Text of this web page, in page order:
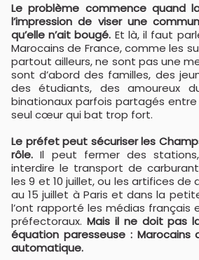
Le problème commence quand
l’impression de viser une
qu’elle n’ait bougé. Et là, il faut
Marocains de France, comme les
partout ailleurs, ne sont pas une
sont d’abord des familles, des
des étudiants, des amoureux
binationaux parfois partagés
seul cœur qui bat trop fort.
Le préfet peut sécuriser les
rôle. Il peut fermer des
interdire le transport de
les 9 et 10 juillet, ou les artifices de
au 15 juillet à Paris et dans la
l’ont rapporté les médias français
préfectoraux. Mais il ne doit pas
équation paresseuse : Marocains
automatique.